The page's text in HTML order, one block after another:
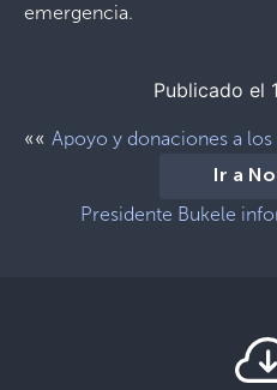
emergencia.
Publicado el
«« Apoyo y donaciones a
Ir a
Presidente Bukele